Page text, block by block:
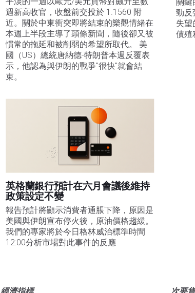
週新高收官，收盤前交投於 1.1560 附
近。關於中東衝突即將結束的樂觀情緒在
本週上半段主導了頭條新聞，隨後卻又被
慣常的拖延和被削弱的希望所取代。 美
國（US）總統唐納德-特朗普本週反覆表
示，他認為與伊朗的戰爭"很快"就會結
束。
關鍵
勁反
失望
債殖
英格蘭銀行預計在六月會議後維持
政策設定不變
報告預計將顯示消費者通脹下降，原因是
美國與伊朗宣布停火後，原油價格趨緩。
我們的專家將於今日格林威治標準時間
12:00分析市場對此事件的反應